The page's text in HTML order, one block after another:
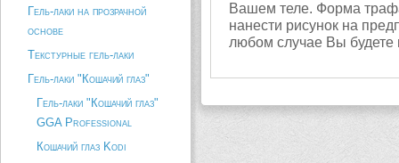
Гель-лаки на прозрачной
основе
Текстурные гель-лаки
Гель-лаки "Кошачий глаз"
Гель-лаки "Кошачий глаз"
GGA Professional
Кошачий глаз Kodi
Вашем теле. Форма
нанести рисунок на
любом случае Вы будете